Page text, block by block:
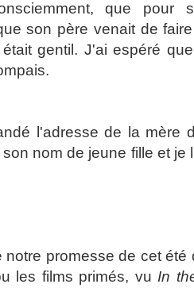
que
son père venait de
gentil. J'ai espéré
l'adresse de la mère
nom de jeune fille et je
notre promesse de cet
les films primés, vu In